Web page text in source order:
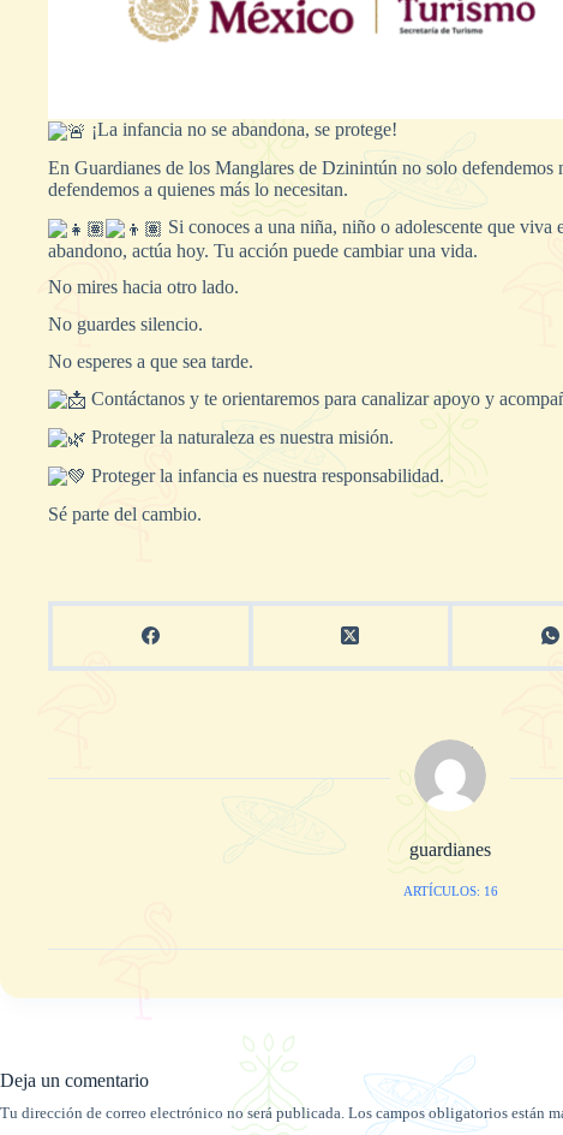
¡La infancia no se abandona, se protege!
En Guardianes de los Manglares de Dzinintún no solo defendemos
defendemos a quienes más lo necesitan.
Si conoces a una niña, niño o adolescente que
abandono, actúa hoy. Tu acción puede cambiar una vida.
No mires hacia otro lado.
No guardes silencio.
No esperes a que sea tarde.
Contáctanos y te orientaremos para canalizar apoyo y
Proteger la naturaleza es nuestra misión.
Proteger la infancia es nuestra responsabilidad.
Sé parte del cambio.
guardianes
ARTÍCULOS: 16
Deja un comentario
Tu dirección de correo electrónico no será publicada. Los campos obligatorios están